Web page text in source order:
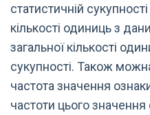
статистичній
кількості одиниць з
загальної кількості
сукупності. Також
частота значення
частоти цього значення